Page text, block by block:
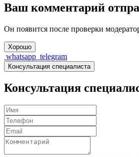
Ваш комментарий
Он появится после проверки
Хорошо
whatsapp telegram
Консультация специалиста
Консультация